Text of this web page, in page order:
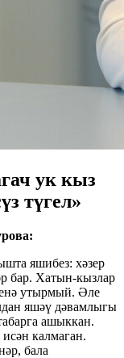
ук кыз
түгел»
яшибез: хәзер
бар. Хатын-кызлар
утырмый. Әле
яшәү дәвамлыгы
ашыккан.
калмаган.
бала